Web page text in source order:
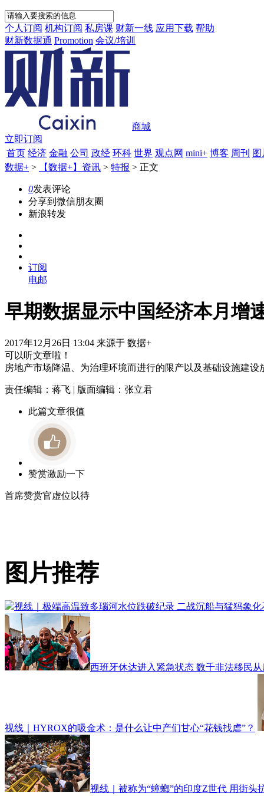
个人订阅 机构订阅 私房课 财新一线 应用下载 帮助
财新数据通 Promotion 会议/培训
商城
立即订阅
首页 经济 金融 公司 政经 环科 世界 观点网 mini+ 博客 周刊 图
数据+ > 【数据+】资讯 > 特报 > 正文
0发表评论
分享到微信朋友圈
新浪转发
订阅
电邮
早期数据显示中国经济本月增
2017年12月26日 13:04 来源于 数据+
可以听文章啦！
房地产市场降温、为治理环境而进行的限产以及基础设施建
责任编辑：蒋飞 | 版面编辑：张立君
此篇文章很值
赞赏激励一下
首席赞赏官虚位以待
图片推荐
视线｜极端高温致多瑙河水位跌破纪录 二战沉船与猛犸象
西班牙休达进入紧急状态 数千非法移民
视线｜HYROX的吸金术：是什么让中产们甘心“花钱找虐”？
视线｜被称为“蟑螂”的印度Z世代 用街头